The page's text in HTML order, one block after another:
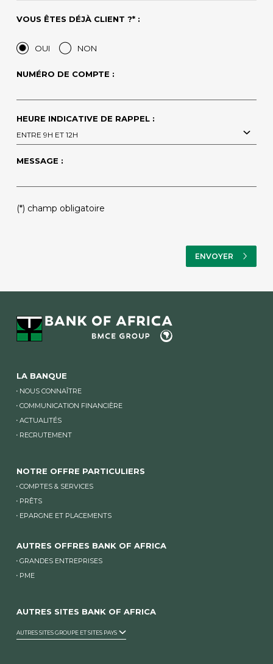
VOUS ÊTES DÉJÀ CLIENT ?* :
OUI NON
NUMÉRO DE COMPTE :
HEURE INDICATIVE DE RAPPEL :
ENTRE 9H ET 12H
MESSAGE :
(*) champ obligatoire
LA BANQUE
NOUS CONNAÎTRE
COMMUNICATION FINANCIÈRE
ACTUALITÉS
RECRUTEMENT
NOTRE OFFRE PARTICULIERS
COMPTES & SERVICES
PRÊTS
EPARGNE ET PLACEMENTS
AUTRES OFFRES BANK OF AFRICA
GRANDES ENTREPRISES
PME
AUTRES SITES BANK OF AFRICA
AUTRES SITES GROUPE ET SITES PAYS